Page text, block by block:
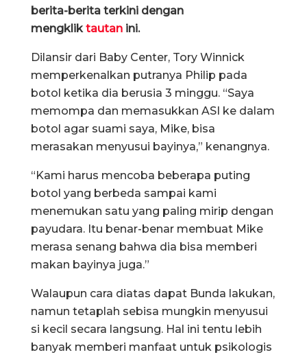
berita-berita terkini dengan
mengkliktautan ini.
Dilansir dari Baby Center, Tory Winnick
memperkenalkan putranya Philip pada
botol ketika dia berusia 3 minggu. “Saya
memompa dan memasukkan ASI ke dalam
botol agar suami saya, Mike, bisa
merasakan menyusui bayinya,” kenangnya.
“Kami harus mencoba beberapa puting
botol yang berbeda sampai kami
menemukan satu yang paling mirip dengan
payudara. Itu benar-benar membuat Mike
merasa senang bahwa dia bisa memberi
makan bayinya juga.”
Walaupun cara diatas dapat Bunda lakukan,
namun tetaplah sebisa mungkin menyusui
si kecil secara langsung. Hal ini tentu lebih
banyak memberi manfaat untuk psikologis